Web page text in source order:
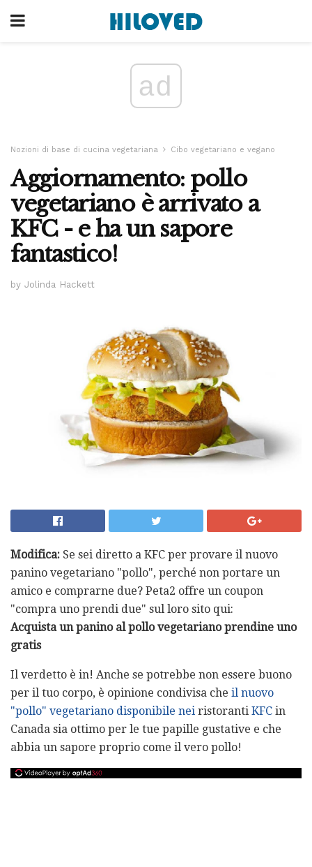
ad
Nozioni di base di cucina vegetariana Cibo vegetariano e vegano
Aggiornamento: pollo
vegetariano è arrivato a
KFC - e ha un sapore
fantastico!
by Jolinda Hackett
Modifica: Se sei diretto a KFC per provare il nuovo
panino vegetariano "pollo", perché non portare un
amico e comprarne due? Peta2 offre un coupon
"compra uno prendi due" sul loro sito qui:
Acquista un panino al pollo vegetariano prendine uno
gratis
Il verdetto è in! Anche se potrebbe non essere buono
per il tuo corpo, è opinione condivisa che il nuovo
"pollo" vegetariano disponibile nei ristoranti KFC in
Canada sia ottimo per le tue papille gustative e che
abbia un sapore proprio come il vero pollo!